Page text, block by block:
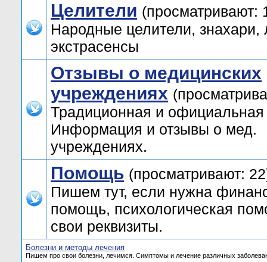
Целители (просматривают:
Народные целители, знахари,
экстрасенсы
Отзывы о медицинских
учреждениях
Традиционная и
Информация и отзывы о мед.
учреждениях.
Помощь (просматривают:
Пишем тут, если нужна
помощь, психологическая
свои реквизиты.
Болезни и методы лечения
Пишем про свои болезни, лечимся. Симптомы и лечение различных